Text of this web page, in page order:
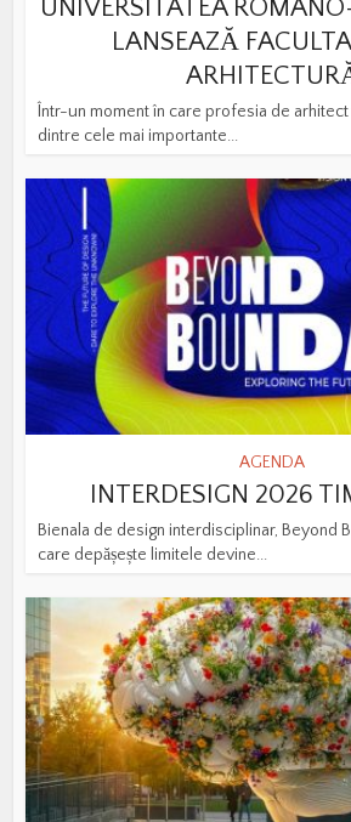
UNIVERSITATEA
LANSEAZĂ
Într-un moment în care profesia de
dintre cele mai importante...
AGENDA
INTERDESIGN 2026
Bienala de design interdisciplinar, Beyond
care depășește limitele devine...